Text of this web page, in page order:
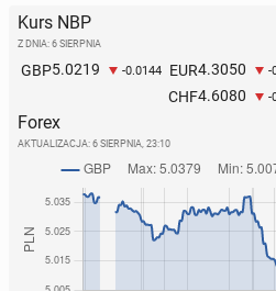
Kurs NBP
Z DNIA: 6 SIERPNIA
GBP5.0219 -0.0144 EUR4.3050 -
CHF4.6080 -
Forex
AKTUALIZACJA: 6 SIERPNIA, 23:10